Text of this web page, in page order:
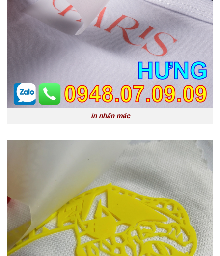
in nhãn mác